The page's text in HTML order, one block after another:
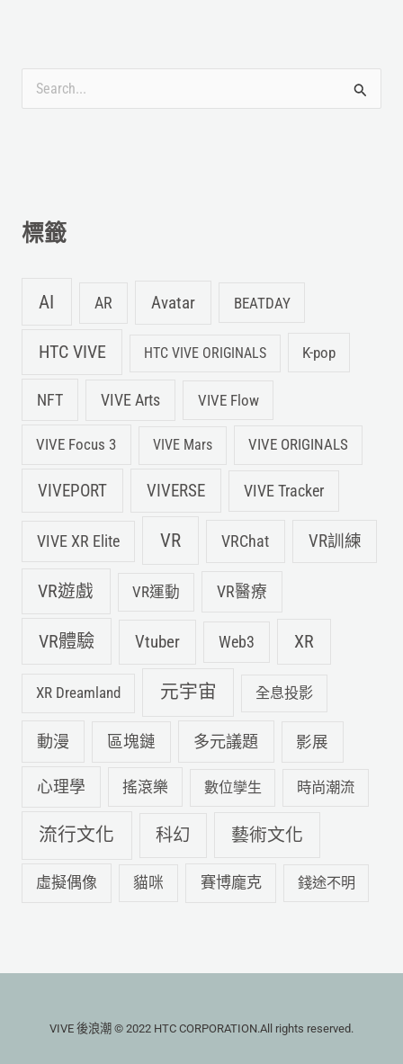
:標籤
AI AR Avatar BEATDAY
HTC VIVE HTC VIVE ORIGINALS K-pop
NFT VIVE Arts VIVE Flow
VIVE Focus 3 VIVE Mars VIVE ORIGINALS
VIVEPORT VIVERSE VIVE Tracker
VIVE XR Elite VR VRChat VR訓練
VR遊戲 VR運動 VR醫療
VR體驗 Vtuber Web3 XR
XR Dreamland 元宇宙 全息投影
動漫 區塊鏈 多元議題 影展
心理學 搖滾樂 數位孿生 時尚潮流
流行文化 科幻 藝術文化
虛擬偶像 貓咪 賽博龐克 錢途不明
VIVE 後浪潮 © 2022 HTC CORPORATION.All rights reserved.